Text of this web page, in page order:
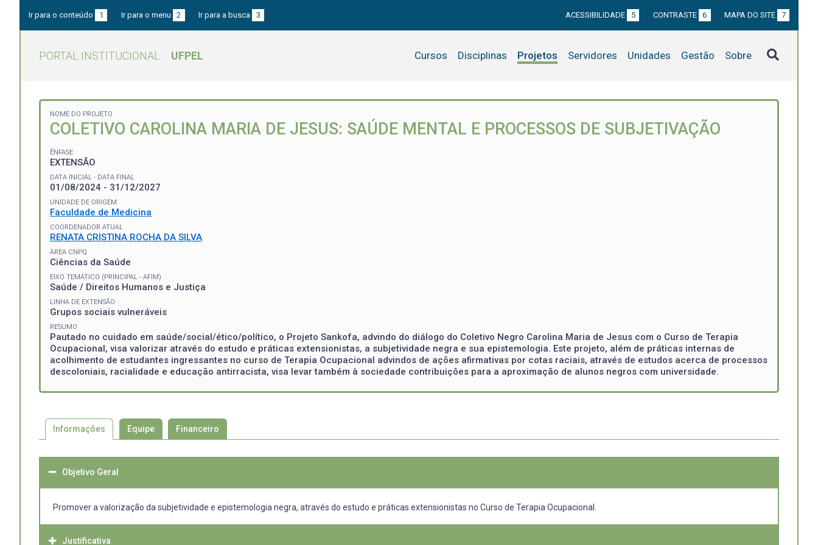
Ir para o conteúdo 1 Ir para o menu 2 Ir para a busca 3 ACESSIBILIDADE 5 CONTRASTE 6 MAPA DO SITE 7
PORTAL INSTITUCIONAL UFPEL Cursos Disciplinas Projetos Servidores Unidades Gestão Sobre
NOME DO PROJETO
COLETIVO CAROLINA MARIA DE JESUS: SAÚDE MENTAL E PROCESSOS DE SUBJETIVAÇÃO
ÊNFASE
EXTENSÃO
DATA INICIAL - DATA FINAL
01/08/2024 - 31/12/2027
UNIDADE DE ORIGEM
Faculdade de Medicina
COORDENADOR ATUAL
RENATA CRISTINA ROCHA DA SILVA
ÁREA CNPQ
Ciências da Saúde
EIXO TEMÁTICO (PRINCIPAL - AFIM)
Saúde / Direitos Humanos e Justiça
LINHA DE EXTENSÃO
Grupos sociais vulneráveis
RESUMO
Pautado no cuidado em saúde/social/ético/político, o Projeto Sankofa, advindo do diálogo do Coletivo Negro Carolina Maria de Jesus com o Curso de Terapia
Ocupacional, visa valorizar através do estudo e práticas extensionistas, a subjetividade negra e sua epistemologia. Este projeto, além de práticas internas de
acolhimento de estudantes ingressantes no curso de Terapia Ocupacional advindos de ações afirmativas por cotas raciais, através de estudos acerca de processos
descoloniais, racialidade e educação antirracista, visa levar também à sociedade contribuições para a aproximação de alunos negros com universidade.
Informações Equipe Financeiro
Objetivo Geral
Promover a valorização da subjetividade e epistemologia negra, através do estudo e práticas extensionistas no Curso de Terapia Ocupacional.
Justificativa